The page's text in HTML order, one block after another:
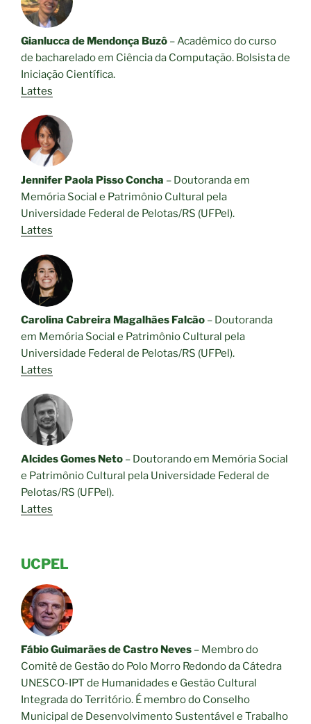
Gianlucca de Mendonça Buzô – Acadêmico do curso
de bacharelado em Ciência da Computação. Bolsista de
Iniciação Científica.
Lattes
Jennifer Paola Pisso Concha – Doutoranda em
Memória Social e Patrimônio Cultural pela
Universidade Federal de Pelotas/RS (UFPel).
Lattes
Carolina Cabreira Magalhães Falcão – Doutoranda
em Memória Social e Patrimônio Cultural pela
Universidade Federal de Pelotas/RS (UFPel).
Lattes
Alcides Gomes Neto – Doutorando em Memória Social
e Patrimônio Cultural pela Universidade Federal de
Pelotas/RS (UFPel).
Lattes
UCPEL
Fábio Guimarães de Castro Neves – Membro do
Comitê de Gestão do Polo Morro Redondo da Cátedra
UNESCO-IPT de Humanidades e Gestão Cultural
Integrada do Território. É membro do Conselho
Municipal de Desenvolvimento Sustentável e Trabalho